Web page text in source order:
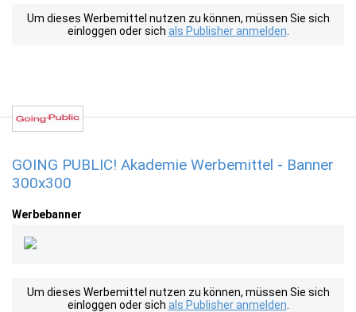
Um dieses Werbemittel nutzen zu können, müssen Sie sich
einloggen oder sich als Publisher anmelden
GOING PUBLIC! Akademie Werbemittel - Banner
300x300
Werbebanner
Um dieses Werbemittel nutzen zu können, müssen Sie sich
einloggen oder sich als Publisher anmelden